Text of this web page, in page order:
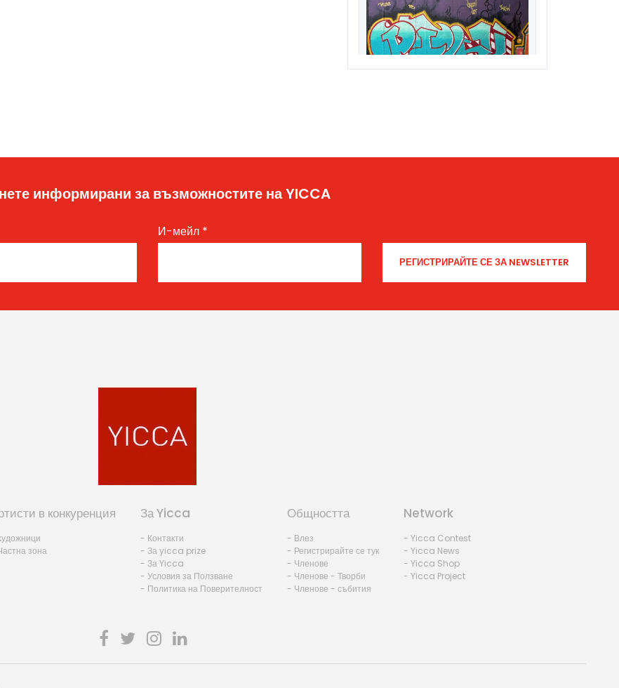
информирани за възможностите на YICCA
И-мейл *
в конкуренция
зона
За Yicca
- Контакти
- За yicca prize
- За Yicca
- Условия за Ползване
- Политика на Поверителност
Общността
- Влез
- Регистрирайте се тук
- Членове
- Членове - Творби
- Членове - събития
Network
- Yicca Contest
- Yicca News
- Yicca Shop
- Yicca Project